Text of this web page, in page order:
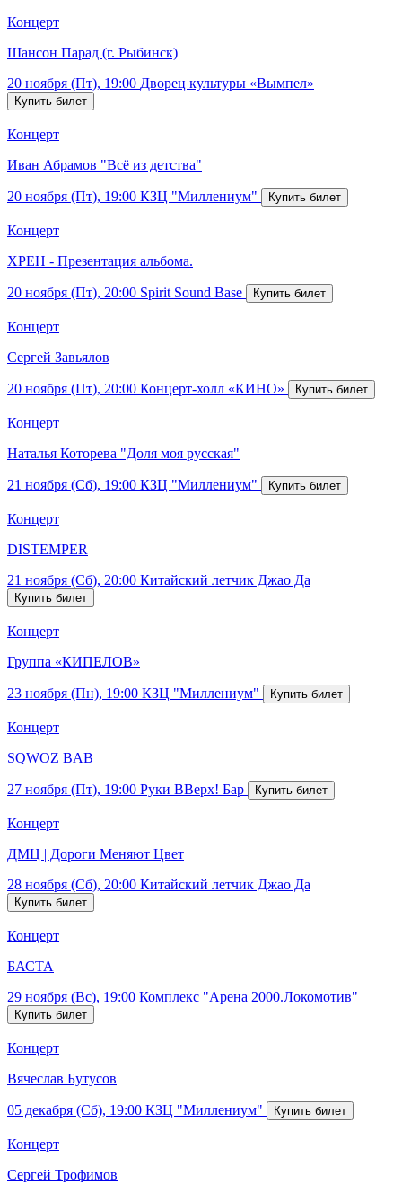
Концерт
Шансон Парад (г. Рыбинск)
20 ноября (Пт), 19:00 Дворец культуры «Вымпел»
Концерт
Иван Абрамов "Всё из детства"
20 ноября (Пт), 19:00 КЗЦ "Миллениум"
Концерт
ХРЕН - Презентация альбома.
20 ноября (Пт), 20:00 Spirit Sound Base
Концерт
Сергей Завьялов
20 ноября (Пт), 20:00 Концерт-холл «КИНО»
Концерт
Наталья Которева "Доля моя русская"
21 ноября (Сб), 19:00 КЗЦ "Миллениум"
Концерт
DISTEMPER
21 ноября (Сб), 20:00 Китайский летчик Джао Да
Концерт
Группа «КИПЕЛОВ»
23 ноября (Пн), 19:00 КЗЦ "Миллениум"
Концерт
SQWOZ BAB
27 ноября (Пт), 19:00 Руки ВВерх! Бар
Концерт
ДМЦ | Дороги Меняют Цвет
28 ноября (Сб), 20:00 Китайский летчик Джао Да
Концерт
БАСТА
29 ноября (Вс), 19:00 Комплекс "Арена 2000.Локомотив"
Концерт
Вячеслав Бутусов
05 декабря (Сб), 19:00 КЗЦ "Миллениум"
Концерт
Сергей Трофимов